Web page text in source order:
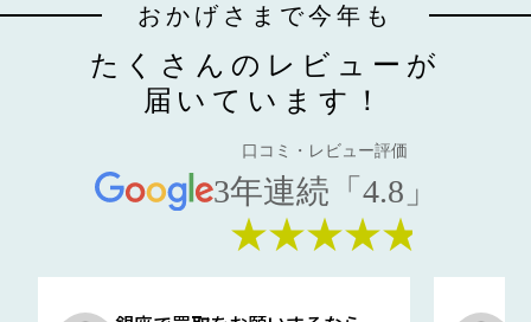
おかげさまで今年も
たくさんのレビューが
届いています！
口コミ・レビュー評価
3年連続「4.8」
★★★★★